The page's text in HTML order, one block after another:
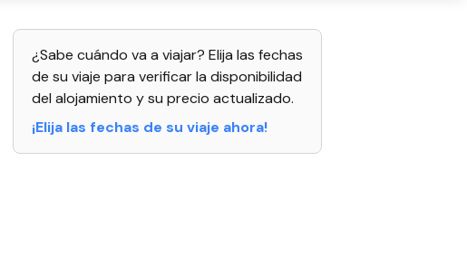
¿Sabe cuándo va a viajar? Elija las fechas
de su viaje para verificar la disponibilidad
del alojamiento y su precio actualizado.
¡Elija las fechas de su viaje ahora!